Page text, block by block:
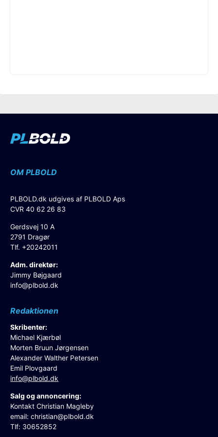
OM PLBOLD
PLBOLD.dk udgives af PLBOLD Aps
CVR 40 62 26 83
Gerdsvej 10 A
2791 Dragør
Tlf. +20242011
Adm. direktør:
Jimmy Bøjgaard
info@plbold.dk
Redaktionen
Skribenter:
Michael Kjærbøl
Morten Bruun Jørgensen
Alexander Walther Petersen
Emil Plovgaard
info@plbold.dk
Salg og annoncering:
Kontakt Christian Magleby
email:christian@plbold.dk
Tlf: 30652852